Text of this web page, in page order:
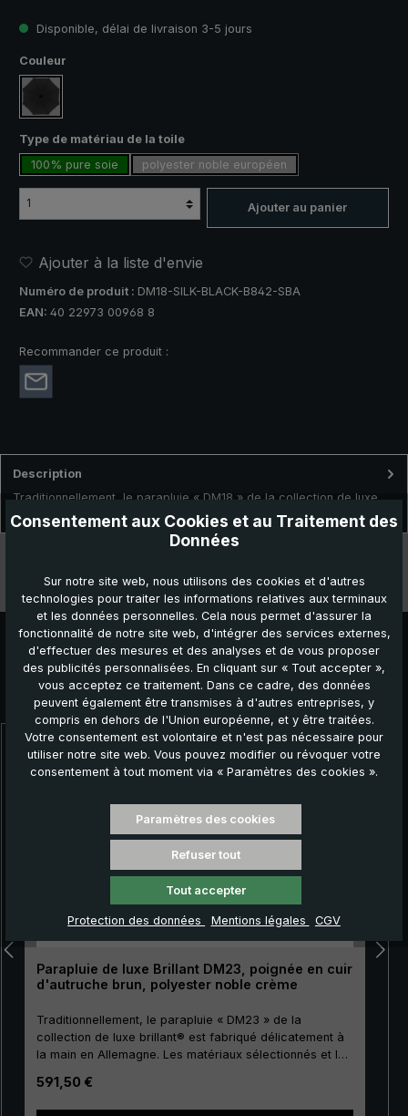
Disponible, délai de livraison 3-5 jours
Sélectionnez
Couleur
noir
Sélectionnez
Type de matériau de la toile
100% pure soie
polyester noble européen
Ajouter au panier
Ajouter à la liste d'envie
Numéro de produit : DM18-SILK-BLACK-B842-SBA
EAN: 40 22973 00968 8
Recommander ce produit :
Description
Traditionnellement, le parapluie « DM18 » de la collection de luxe
brillant® est fabriqué délicatement à la main en Allemagn… Plus
Caractéristiques
Ignorer la galerie de produits
Autres produits que vous pourriez aimer :
Parapluie de luxe Brillant DM23, poignée en cuir
d'autruche brun, polyester noble crème
Traditionnellement, le parapluie « DM23 » de la
collection de luxe brillant® est fabriqué délicatement à
la main en Allemagne. Les matériaux sélectionnés et la
pour femmes un investissement pour la vie. Dorure
réelle des baleines, de la canne, du tape terre, de la
Prix régulier :
591,50 €
Consentement aux Cookies et au Traitement des
Données
Sur notre site web, nous utilisons des cookies et d'autres
technologies pour traiter les informations relatives aux terminaux
et les données personnelles. Cela nous permet d'assurer la
fonctionnalité de notre site web, d'intégrer des services externes,
d'effectuer des mesures et des analyses et de vous proposer
des publicités personnalisées. En cliquant sur « Tout accepter »,
vous acceptez ce traitement. Dans ce cadre, des données
peuvent également être transmises à d'autres entreprises, y
compris en dehors de l'Union européenne, et y être traitées.
Votre consentement est volontaire et n'est pas nécessaire pour
utiliser notre site web. Vous pouvez modifier ou révoquer votre
consentement à tout moment via « Paramètres des cookies ».
Paramètres des cookies
Refuser tout
Tout accepter
Protection des données Mentions légales CGV